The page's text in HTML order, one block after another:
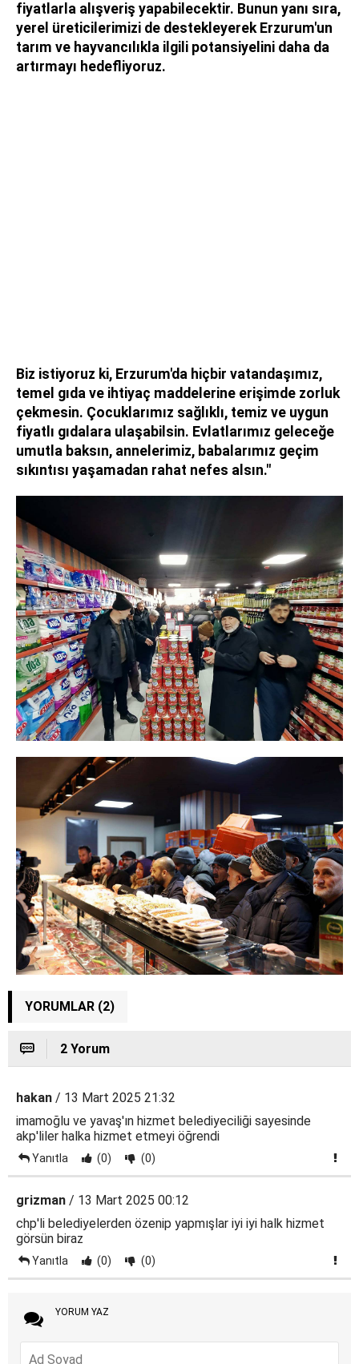
fiyatlarla alışveriş yapabilecektir. Bunun yanı sıra,
yerel üreticilerimizi de destekleyerek Erzurum'un
tarım ve hayvancılıkla ilgili potansiyelini daha da
artırmayı hedefliyoruz.
Biz istiyoruz ki, Erzurum'da hiçbir vatandaşımız,
temel gıda ve ihtiyaç maddelerine erişimde zorluk
çekmesin. Çocuklarımız sağlıklı, temiz ve uygun
fiyatlı gıdalara ulaşabilsin. Evlatlarımız geleceğe
umutla baksın, annelerimiz, babalarımız geçim
sıkıntısı yaşamadan rahat nefes alsın."
YORUMLAR (2)
2 Yorum
hakan / 13 Mart 2025 21:32
imamoğlu ve yavaş'ın hizmet belediyeciliği sayesinde
akp'liler halka hizmet etmeyi öğrendi
Yanıtla (0) (0)
grizman / 13 Mart 2025 00:12
chp'li belediyelerden özenip yapmışlar iyi iyi halk hizmet
görsün biraz
Yanıtla (0) (0)
YORUM YAZ